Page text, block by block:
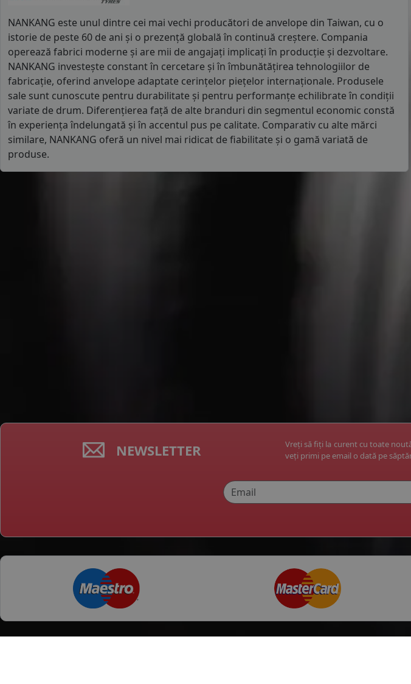
NANKANG este unul dintre cei mai vechi producători de anvelope din Taiwan, cu o
istorie de peste 60 de ani și o prezență globală în continuă creștere. Compania
operează fabrici moderne și are mii de angajați implicați în producție și dezvoltare.
NANKANG investește constant în cercetare și în îmbunătățirea tehnologiilor de
fabricație, oferind anvelope adaptate cerințelor piețelor internaționale. Produsele
sale sunt cunoscute pentru durabilitate și pentru performanțe echilibrate în condiții
variate de drum. Diferențierea față de alte branduri din segmentul economic constă
în experiența îndelungată și în accentul pus pe calitate. Comparativ cu alte mărci
similare, NANKANG oferă un nivel mai ridicat de fiabilitate și o gamă variată de
produse.
NEWSLETTER
Vreți să fiți la curent cu toate
veți primi pe email o dată pe